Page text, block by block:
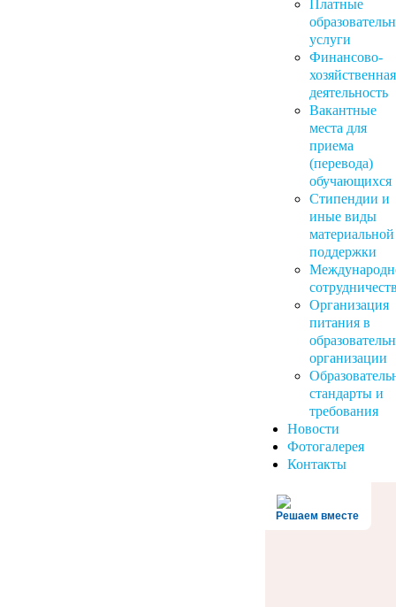
Платные
услуги
Финансово-
хозяйственная
деятельность
Вакантные
места для
приема
(перевода)
обучающихся
Стипендии и
иные виды
материальной
поддержки
Организация
питания в
организации
стандарты и
требования
Новости
Фотогалерея
Контакты
Решаем вместе